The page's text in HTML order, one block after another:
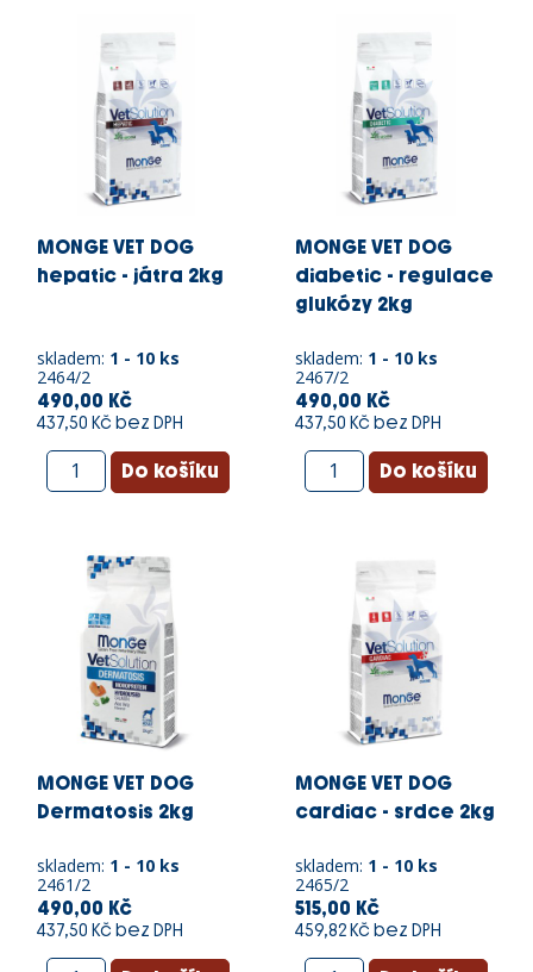
MONGE VET DOG
hepatic - játra 2kg
skladem: 1 - 10 ks
2464/2
490,00 Kč
437,50 Kč bez DPH
MONGE VET DOG
diabetic - regulace
glukózy 2kg
skladem: 1 - 10 ks
2467/2
490,00 Kč
437,50 Kč bez DPH
MONGE VET DOG
Dermatosis 2kg
skladem: 1 - 10 ks
2461/2
490,00 Kč
437,50 Kč bez DPH
MONGE VET DOG
cardiac - srdce 2kg
skladem: 1 - 10 ks
2465/2
515,00 Kč
459,82 Kč bez DPH